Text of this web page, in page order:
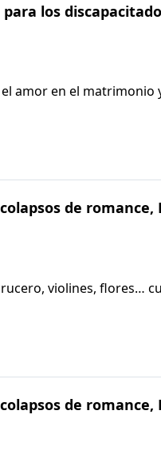
para los
amor en el matrimonio
que descubra
de romance,
violines, flores…
este programa
de romance,